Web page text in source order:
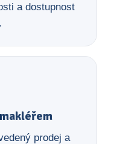
a dostupnost
prodej a